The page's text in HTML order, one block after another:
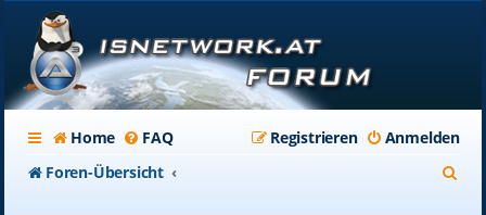
Home FAQ Anmelden
Registrieren
Foren-Übersicht